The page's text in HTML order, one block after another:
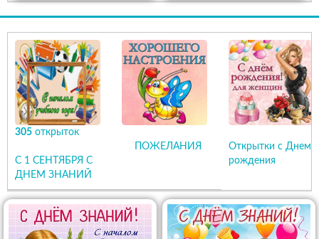
305 открыток
С 1 СЕНТЯБРЯ С
ДНЕМ ЗНАНИЙ
ПОЖЕЛАНИЯ
Открытки с Днем
рождения